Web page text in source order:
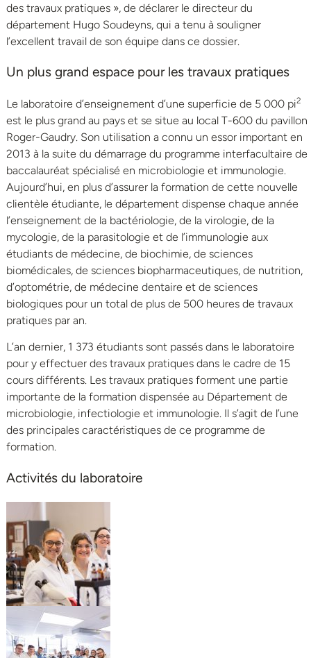
des travaux pratiques », de déclarer le directeur du
département Hugo Soudeyns, qui a tenu à souligner
l’excellent travail de son équipe dans ce dossier.
Un plus grand espace pour les travaux pratiques
Le laboratoire d’enseignement d’une superficie de 5 000 pi2
est le plus grand au pays et se situe au local T-600 du pavillon
Roger-Gaudry. Son utilisation a connu un essor important en
2013 à la suite du démarrage du programme interfacultaire de
baccalauréat spécialisé en microbiologie et immunologie.
Aujourd’hui, en plus d’assurer la formation de cette nouvelle
clientèle étudiante, le département dispense chaque année
l’enseignement de la bactériologie, de la virologie, de la
mycologie, de la parasitologie et de l’immunologie aux
étudiants de médecine, de biochimie, de sciences
biomédicales, de sciences biopharmaceutiques, de nutrition,
d’optométrie, de médecine dentaire et de sciences
biologiques pour un total de plus de 500 heures de travaux
pratiques par an.
L’an dernier, 1 373 étudiants sont passés dans le laboratoire
pour y effectuer des travaux pratiques dans le cadre de 15
cours différents. Les travaux pratiques forment une partie
importante de la formation dispensée au Département de
microbiologie, infectiologie et immunologie. Il s’agit de l’une
des principales caractéristiques de ce programme de
formation.
Activités du laboratoire